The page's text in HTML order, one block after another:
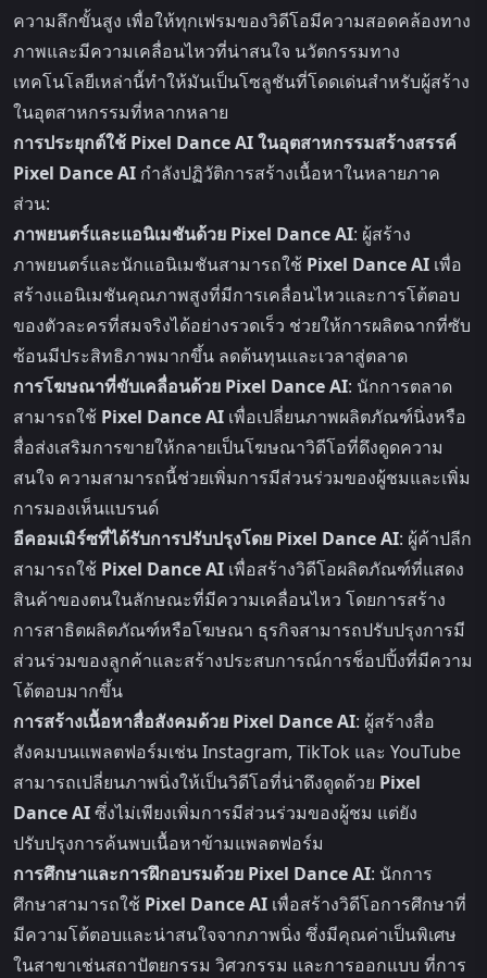
ความลึกขั้นสูง เพื่อให้ทุกเฟรมของวิดีโอมีความสอดคล้องทาง
ภาพและมีความเคลื่อนไหวที่น่าสนใจ นวัตกรรมทาง
เทคโนโลยีเหล่านี้ทำให้มันเป็นโซลูชันที่โดดเด่นสำหรับผู้สร้าง
ในอุตสาหกรรมที่หลากหลาย
การประยุกต์ใช้ Pixel Dance AI ในอุตสาหกรรมสร้างสรรค์
Pixel Dance AI กำลังปฏิวัติการสร้างเนื้อหาในหลายภาค
ส่วน:
ภาพยนตร์และแอนิเมชันด้วย Pixel Dance AI: ผู้สร้าง
ภาพยนตร์และนักแอนิเมชันสามารถใช้ Pixel Dance AI เพื่อ
สร้างแอนิเมชันคุณภาพสูงที่มีการเคลื่อนไหวและการโต้ตอบ
ของตัวละครที่สมจริงได้อย่างรวดเร็ว ช่วยให้การผลิตฉากที่ซับ
ซ้อนมีประสิทธิภาพมากขึ้น ลดต้นทุนและเวลาสู่ตลาด
การโฆษณาที่ขับเคลื่อนด้วย Pixel Dance AI: นักการตลาด
สามารถใช้ Pixel Dance AI เพื่อเปลี่ยนภาพผลิตภัณฑ์นิ่งหรือ
สื่อส่งเสริมการขายให้กลายเป็นโฆษณาวิดีโอที่ดึงดูดความ
สนใจ ความสามารถนี้ช่วยเพิ่มการมีส่วนร่วมของผู้ชมและเพิ่ม
การมองเห็นแบรนด์
อีคอมเมิร์ซที่ได้รับการปรับปรุงโดย Pixel Dance AI: ผู้ค้าปลีก
สามารถใช้ Pixel Dance AI เพื่อสร้างวิดีโอผลิตภัณฑ์ที่แสดง
สินค้าของตนในลักษณะที่มีความเคลื่อนไหว โดยการสร้าง
การสาธิตผลิตภัณฑ์หรือโฆษณา ธุรกิจสามารถปรับปรุงการมี
ส่วนร่วมของลูกค้าและสร้างประสบการณ์การช็อปปิ้งที่มีความ
โต้ตอบมากขึ้น
การสร้างเนื้อหาสื่อสังคมด้วย Pixel Dance AI: ผู้สร้างสื่อ
สังคมบนแพลตฟอร์มเช่น Instagram, TikTok และ YouTube
สามารถเปลี่ยนภาพนิ่งให้เป็นวิดีโอที่น่าดึงดูดด้วย Pixel
Dance AIซึ่งไม่เพียงเพิ่มการมีส่วนร่วมของผู้ชม แต่ยัง
ปรับปรุงการค้นพบเนื้อหาข้ามแพลตฟอร์ม
การศึกษาและการฝึกอบรมด้วย Pixel Dance AI: นักการ
ศึกษาสามารถใช้ Pixel Dance AI เพื่อสร้างวิดีโอการศึกษาที่
มีความโต้ตอบและน่าสนใจจากภาพนิ่ง ซึ่งมีคุณค่าเป็นพิเศษ
ในสาขาเช่นสถาปัตยกรรม วิศวกรรม และการออกแบบ ที่การ